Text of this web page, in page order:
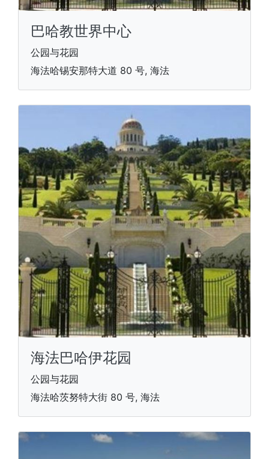
巴哈教世界中心
公园与花园
海法哈锡安那特大道 80 号, 海法
海法巴哈伊花园
公园与花园
海法哈茨努特大街 80 号, 海法